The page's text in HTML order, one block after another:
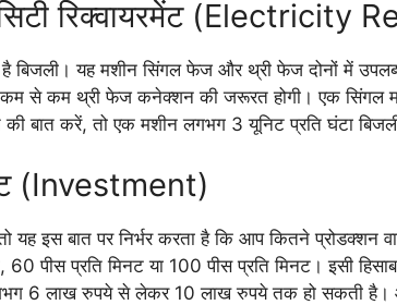
रिक्वायरमेंट (Electricity
है बिजली। यह मशीन सिंगल फेज और थ्री फेज दोनों में
से कम थ्री फेज कनेक्शन की जरूरत होगी। एक सिंगल
बात करें, तो एक मशीन लगभग 3 यूनिट प्रति घंटा
(Investment)
यह इस बात पर निर्भर करता है कि आप कितने प्रोडक्शन
60 पीस प्रति मिनट या 100 पीस प्रति मिनट। इसी
6 लाख रुपये से लेकर 10 लाख रुपये तक हो सकती है।